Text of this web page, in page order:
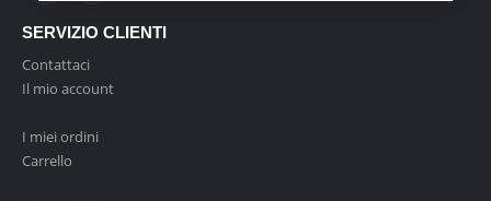
SERVIZIO CLIENTI
Contattaci
Il mio account
I miei ordini
Carrello